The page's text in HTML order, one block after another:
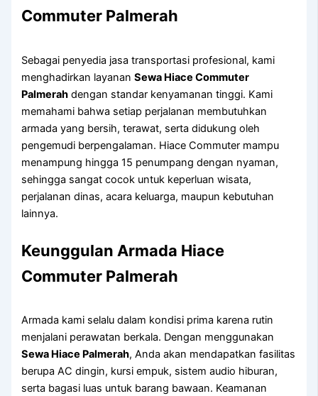
Commuter Palmerah
Sebagai penyedia jasa transportasi profesional, kami
menghadirkan layananSewa Hiace Commuter
Palmerah dengan standar kenyamanan tinggi. Kami
memahami bahwa setiap perjalanan membutuhkan
armada yang bersih, terawat, serta didukung oleh
pengemudi berpengalaman. Hiace Commuter mampu
menampung hingga 15 penumpang dengan nyaman,
sehingga sangat cocok untuk keperluan wisata,
perjalanan dinas, acara keluarga, maupun kebutuhan
lainnya.
Keunggulan Armada Hiace
Commuter Palmerah
Armada kami selalu dalam kondisi prima karena rutin
menjalani perawatan berkala. Dengan menggunakan
Sewa Hiace Palmerah, Anda akan mendapatkan fasilitas
berupa AC dingin, kursi empuk, sistem audio hiburan,
serta bagasi luas untuk barang bawaan. Keamanan